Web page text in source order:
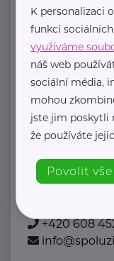
+420 724
Nadační fond
Nadační fond
dětských
https://
+420 608
K personalizaci
funkcí
využíváme
náš web
sociální média,
mohou
jste jim poskytli
že používáte
Povolit vše